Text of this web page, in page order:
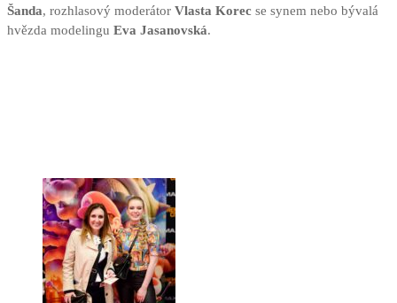
Šanda, rozhlasový moderátor Vlasta Korec se synem nebo bývalá
hvězda modelingu Eva Jasanovská.